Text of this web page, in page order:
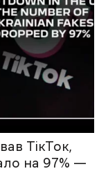
ТікТок,
на 97% —